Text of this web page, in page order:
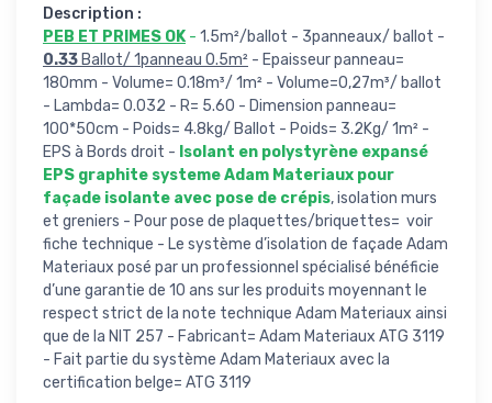
Description :
PEB ET PRIMES OK - 1.5m²/ballot - 3panneaux/ ballot -
0.33 Ballot/ 1panneau 0.5m² - Epaisseur panneau=
180mm - Volume= 0.18m³/ 1m² - Volume=0,27m³/ ballot
- Lambda= 0.032 - R= 5.60 - Dimension panneau=
100*50cm - Poids= 4.8kg/ Ballot - Poids= 3.2Kg/ 1m² -
EPS à Bords droit - Isolant en polystyrène expansé
EPS graphite systeme Adam Materiaux pour
façade isolante avec pose de crépis, isolation murs
et greniers - Pour pose de plaquettes/briquettes= voir
fiche technique - Le système d’isolation de façade Adam
Materiaux posé par un professionnel spécialisé bénéficie
d’une garantie de 10 ans sur les produits moyennant le
respect strict de la note technique Adam Materiaux ainsi
que de la NIT 257 - Fabricant= Adam Materiaux ATG 3119
- Fait partie du système Adam Materiaux avec la
certification belge= ATG 3119